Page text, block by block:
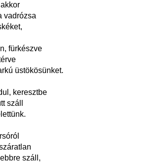
vadrózsa
fürkészve
üstökösünket.
keresztbe
száll
száll,